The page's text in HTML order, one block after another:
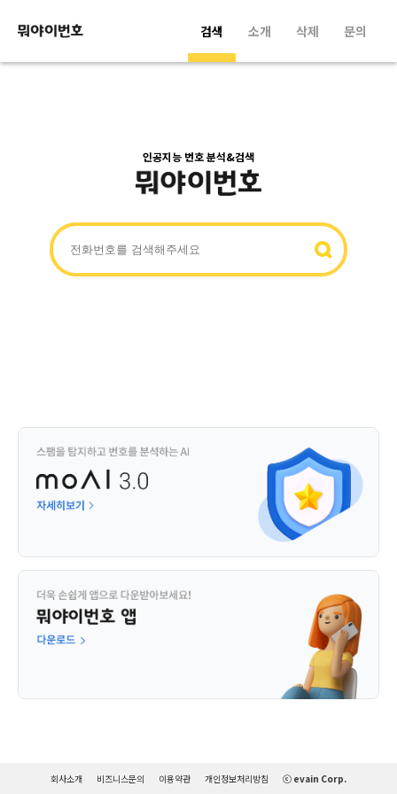
검색 소개 삭제 문의
인공지능 번호 분석&검색
회사소개 비즈니스문의 이용약관 개인정보처리방침 ⓒ evain Corp.